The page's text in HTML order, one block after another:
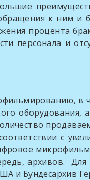
обращения к ним
процента
персонала и
в
оборудования,
с
архивов. Для
и Бундесархив